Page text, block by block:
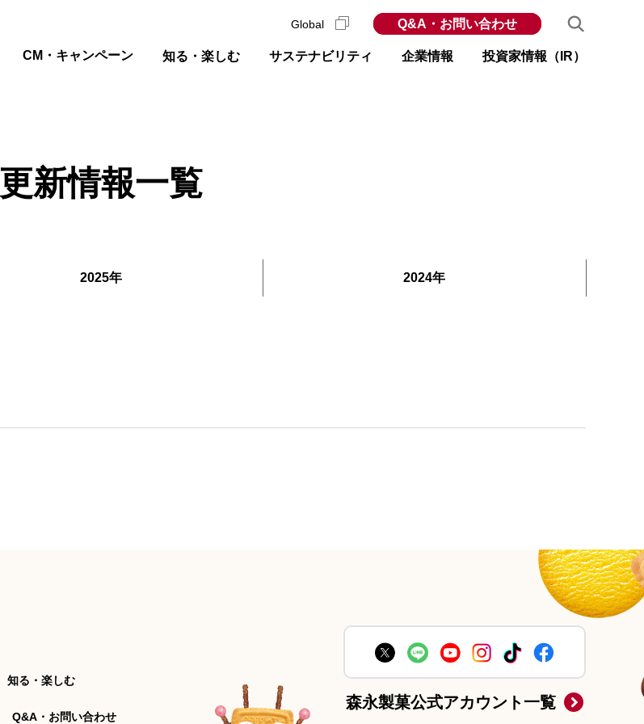
CM・キャンペーン 知る・楽しむ サステナビリティ 企業情報 投資家情報（IR）
Global Q&A・お問い合わせ
更新情報一覧
2025年 2024年
知る・楽しむ
Q&A・お問い合わせ
森永製菓公式アカウント一覧